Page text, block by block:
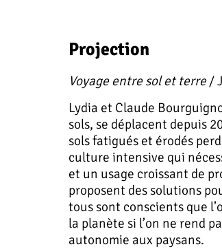
Projection
Voyage entre sol et terre/
Lydia et Claude
sols, se déplacent depuis
sols fatigués et érodés
culture intensive qui
et un usage croissant de
proposent des solutions
tous sont conscients que
la planète si l’on ne rend
autonomie aux paysans.